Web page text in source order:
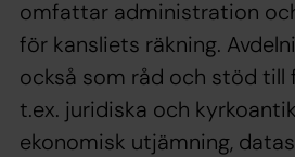
omfattar administration
för kansliets räkning.
också som råd och stöd till
t.ex. juridiska och
ekonomisk utjämning,